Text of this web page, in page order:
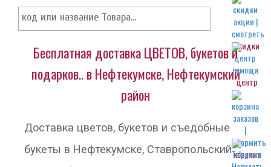
скидки
центр
корзина
Бесплатная доставка ЦВЕТОВ, букетов и
подарков.. в Нефтекумске, Нефтекумский
район
Доставка цветов, букетов и съедобные
букеты в Нефтекумске, Ставропольский